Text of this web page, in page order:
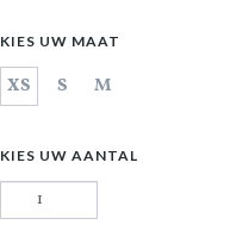
KIES UW MAAT
XS S M
KIES UW AANTAL